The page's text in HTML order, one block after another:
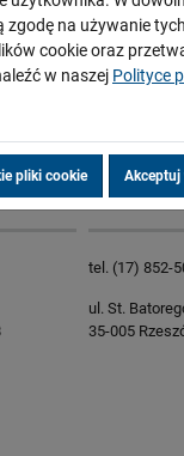
Zakład
Formularz
tel. (17) 852-
ul. St.
35-005
zgodę na używanie
cookie oraz
w naszej Polityce
pliki cookie Akceptuj